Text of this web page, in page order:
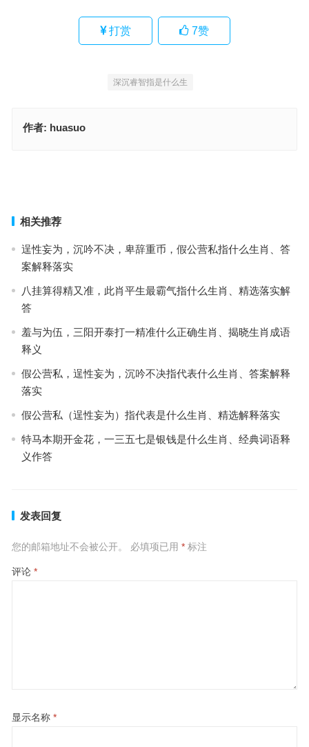
打赏 7赞
深沉睿智指是什么生
作者: huasuo
相关推荐
逞性妄为，沉吟不决，卑辞重币，假公营私指什么生肖、答
案解释落实
八挂算得精又准，此肖平生最霸气指什么生肖、精选落实解
答
羞与为伍，三阳开泰打一精准什么正确生肖、揭晓生肖成语
释义
假公营私，逞性妄为，沉吟不决指代表什么生肖、答案解释
落实
假公营私（逞性妄为）指代表是什么生肖、精选解释落实
特马本期开金花，一三五七是银钱是什么生肖、经典词语释
义作答
发表回复
您的邮箱地址不会被公开。 必填项已用 *标注
评论 *
显示名称 *